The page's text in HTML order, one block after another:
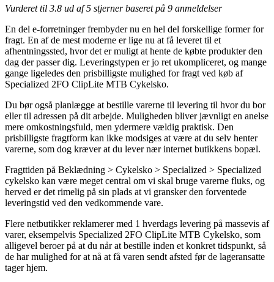
Vurderet til 3.8 ud af 5 stjerner baseret på 9 anmeldelser
En del e-forretninger frembyder nu en hel del forskellige former for
fragt. En af de mest moderne er lige nu at få leveret til et
afhentningssted, hvor det er muligt at hente de købte produkter den
dag der passer dig. Leveringstypen er jo ret ukompliceret, og mange
gange ligeledes den prisbilligste mulighed for fragt ved køb af
Specialized 2FO ClipLite MTB Cykelsko.
Du bør også planlægge at bestille varerne til levering til hvor du bor
eller til adressen på dit arbejde. Muligheden bliver jævnligt en anelse
mere omkostningsfuld, men ydermere vældig praktisk. Den
prisbilligste fragtform kan ikke modsiges at være at du selv henter
varerne, som dog kræver at du lever nær internet butikkens bopæl.
Fragttiden på Beklædning > Cykelsko > Specialized > Specialized
cykelsko kan være meget central om vi skal bruge varerne fluks, og
herved er det rimelig på sin plads at vi gransker den forventede
leveringstid ved den vedkommende vare.
Flere netbutikker reklamerer med 1 hverdags levering på massevis af
varer, eksempelvis Specialized 2FO ClipLite MTB Cykelsko, som
alligevel beroer på at du når at bestille inden et konkret tidspunkt, så
de har mulighed for at nå at få varen sendt afsted før de lageransatte
tager hjem.